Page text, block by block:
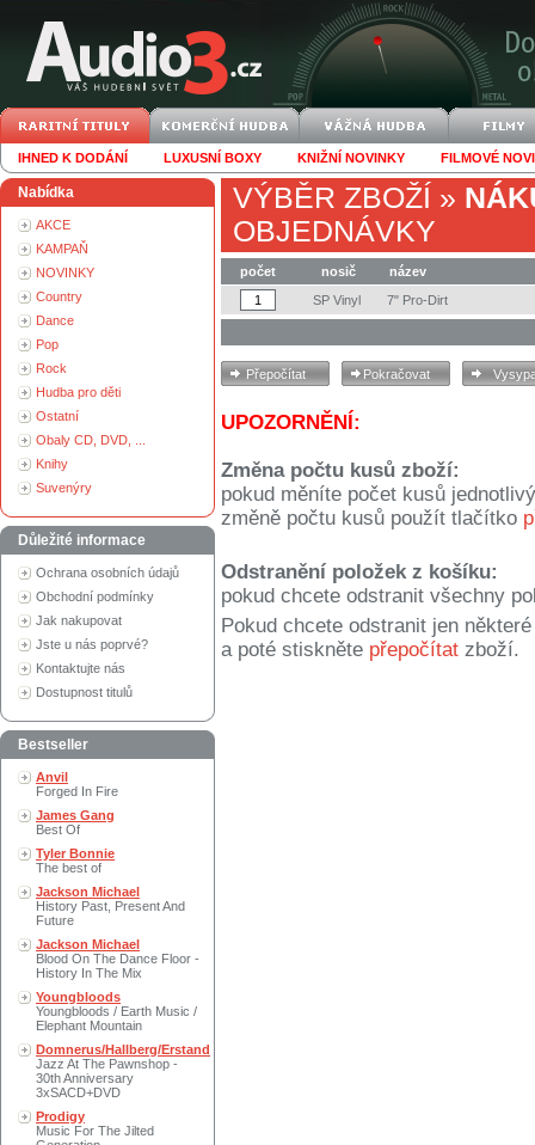
IHNED K DODÁNÍ LUXUSNÍ BOXY KNIŽNÍ NOVINKY FILMOVÉ
Nabídka
AKCE
KAMPAŇ
NOVINKY
Country
Dance
Pop
Rock
Hudba pro děti
Ostatní
Obaly CD, DVD, ...
Knihy
Suvenýry
Důležité informace
Ochrana osobních údajů
Obchodní podmínky
Jak nakupovat
Jste u nás poprvé?
Kontaktujte nás
Dostupnost titulů
Bestseller
Anvil
Forged In Fire
James Gang
Best Of
Tyler Bonnie
The best of
Jackson Michael
History Past, Present And
Future
Jackson Michael
Blood On The Dance Floor -
History In The Mix
Youngbloods
Youngbloods / Earth Music /
Elephant Mountain
Domnerus/Hallberg/Erstand
Jazz At The Pawnshop -
30th Anniversary
3xSACD+DVD
Prodigy
Music For The Jilted
VÝBĚR ZBOŽÍ »
OBJEDNÁVKY
počet nosič
název
SP Vinyl
7" Pro-Dirt
UPOZORNĚNÍ:
Změna počtu kusů zboží:
pokud měníte počet kusů
změně počtu kusů použít tlačítko
Odstranění položek z košíku:
pokud chcete odstranit všechny
Pokud chcete odstranit jen
a poté stiskněte přepočítat zboží.